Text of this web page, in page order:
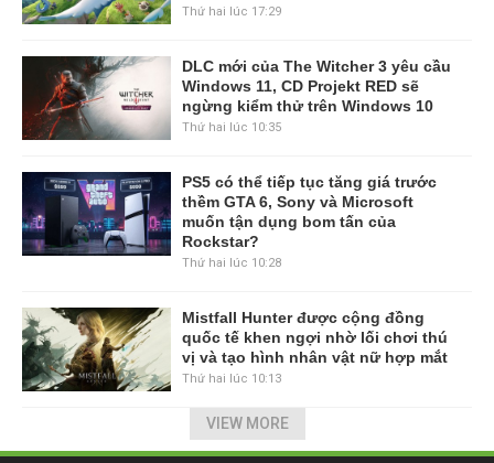
Thứ hai lúc 17:29
DLC mới của The Witcher 3 yêu cầu
Windows 11, CD Projekt RED sẽ
ngừng kiểm thử trên Windows 10
Thứ hai lúc 10:35
PS5 có thể tiếp tục tăng giá trước
thềm GTA 6, Sony và Microsoft
muốn tận dụng bom tấn của
Rockstar?
Thứ hai lúc 10:28
Mistfall Hunter được cộng đồng
quốc tế khen ngợi nhờ lối chơi thú
vị và tạo hình nhân vật nữ hợp mắt
Thứ hai lúc 10:13
VIEW MORE